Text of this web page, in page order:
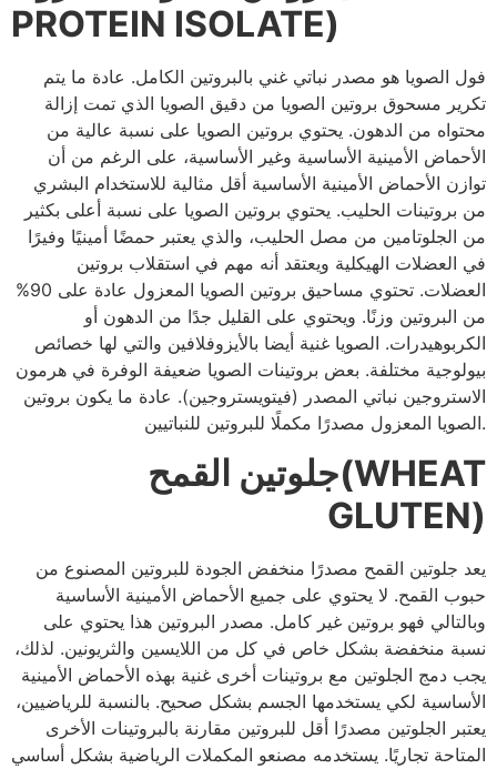
PROTEIN ISOLATE)
فول الصويا هو مصدر نباتي غني بالبروتين الكامل. عادة ما يتم
تكرير مسحوق بروتين الصويا من دقيق الصويا الذي تمت إزالة
محتواه من الدهون. يحتوي بروتين الصويا على نسبة عالية من
الأحماض الأمينية الأساسية وغير الأساسية، على الرغم من أن
توازن الأحماض الأمينية الأساسية أقل مثالية للاستخدام البشري
من بروتينات الحليب. يحتوي بروتين الصويا على نسبة أعلى بكثير
من الجلوتامين من مصل الحليب، والذي يعتبر حمضًا أمينيًا وفيرًا
في العضلات الهيكلية ويعتقد أنه مهم في استقلاب بروتين
العضلات. تحتوي مساحيق بروتين الصويا المعزول عادة على 90%
من البروتين وزنًا. ويحتوي على القليل جدًا من الدهون أو
الكربوهيدرات. الصويا غنية أيضا بالأيزوفلافين والتي لها خصائص
بيولوجية مختلفة. بعض بروتينات الصويا ضعيفة الوفرة في هرمون
الاستروجين نباتي المصدر (فيتويستروجين). عادة ما يكون بروتين
الصويا المعزول مصدرًا مكملًا للبروتين للنباتيين.
جلوتين القمح(WHEAT
GLUTEN)
يعد جلوتين القمح مصدرًا منخفض الجودة للبروتين المصنوع من
حبوب القمح. لا يحتوي على جميع الأحماض الأمينية الأساسية
وبالتالي فهو بروتين غير كامل. مصدر البروتين هذا يحتوي على
نسبة منخفضة بشكل خاص في كل من اللايسين والثريونين. لذلك،
يجب دمج الجلوتين مع بروتينات أخرى غنية بهذه الأحماض الأمينية
الأساسية لكي يستخدمها الجسم بشكل صحيح. بالنسبة للرياضيين،
يعتبر الجلوتين مصدرًا أقل للبروتين مقارنة بالبروتينات الأخرى
المتاحة تجاريًا. يستخدمه مصنعو المكملات الرياضية بشكل أساسي